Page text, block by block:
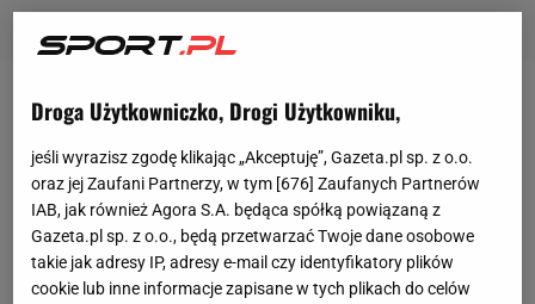
Legia Warszawanie skorzystała z klauzuli
przedłużenia kontraktu Goncalo Feio. Ale to nie
oznacza, że kwestia dalszej współpracy z
Portugalczykiem jest już zamknięta. Obie strony
mogą jeszcze dojść do porozumienia i podpisać
nową umowę. Feio nie pospiesza, może jedynie
Droga Użytkowniczko, Drogi Użytkowniku,
jeśli wyrazisz zgodę klikając „Akceptuję”, Gazeta.pl sp. z o.o.
oraz jej Zaufani Partnerzy, w tym [676] Zaufanych Partnerów
IAB, jak również Agora S.A. będąca spółką powiązaną z
Gazeta.pl sp. z o.o., będą przetwarzać Twoje dane osobowe
takie jak adresy IP, adresy e-mail czy identyfikatory plików
cookie lub inne informacje zapisane w tych plikach do celów